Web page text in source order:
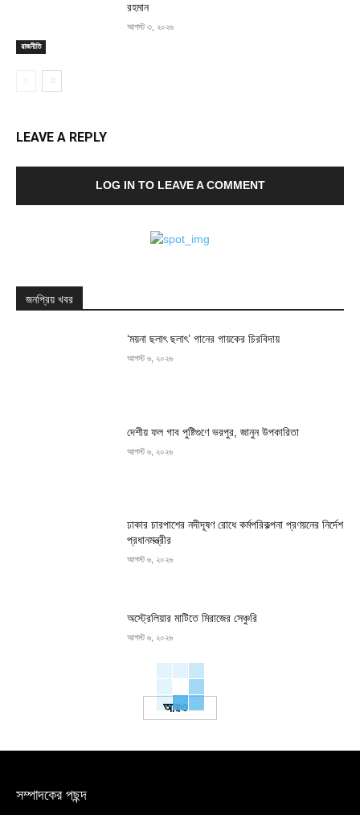
রাজনীতি
রহমান
আগস্ট ৩, ২০২৬
LEAVE A REPLY
LOG IN TO LEAVE A COMMENT
জনপ্রিয় খবর
‘ময়না ছলাৎ ছলাৎ’ গানের গায়কের চিরবিদায়
আগস্ট ৬, ২০২৬
দেশীয় ফল গাব পুষ্টিগুণে ভরপুর, জানুন উপকারিতা
আগস্ট ৬, ২০২৬
ঢাকার চারপাশের নদীদূষণ রোধে কর্মপরিকল্পনা প্রণয়নের নির্দেশ
প্রধানমন্ত্রীর
আগস্ট ৬, ২০২৬
অস্ট্রেলিয়ার মাটিতে মিরাজের সেঞ্চুরি
আগস্ট ৬, ২০২৬
Load more
সম্পাদকের পছন্দ